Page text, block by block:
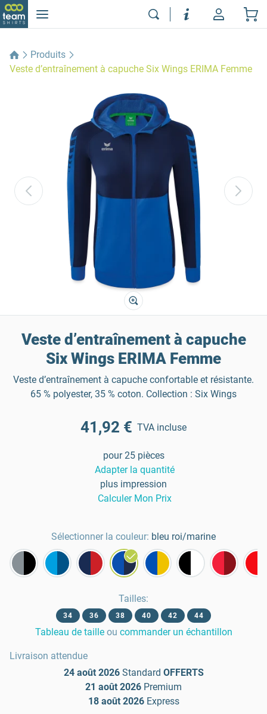
Produits
Veste d’entraînement à capuche Six Wings ERIMA Femme
Veste d’entraînement à capuche
Six Wings ERIMA Femme
Veste d’entraînement à capuche confortable et résistante.
65 % polyester, 35 % coton. Collection : Six Wings
41,92 € TVA incluse
pour 25 pièces
Adapter la quantité
plus impression
Calculer Mon Prix
Sélectionner la couleur: bleu roi/marine
Tailles:
34 36 38 40 42 44
Tableau de taille ou commander un échantillon
Livraison attendue
24 août 2026 Standard OFFERTS
21 août 2026 Premium
18 août 2026 Express